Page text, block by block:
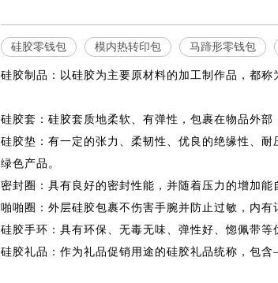
硅胶零钱包 模内热转印包 马蹄形零钱包
硅胶制品：以硅胶为主要原材料的加工制作品，都称
硅胶套：硅胶套质地柔软、有弹性，包裹在物品外部
硅胶垫：有一定的张力、柔韧性、优良的绝缘性、
绿色产品。
密封圈：具有良好的密封性能，并随着压力的增加能
啪啪圈：外层硅胶包裹不伤害手腕并防止过敏，内有
硅胶手环：具有环保、无毒无味、弹性好、惚佩带
硅胶礼品：作为礼品促销用途的硅胶礼品统称，包